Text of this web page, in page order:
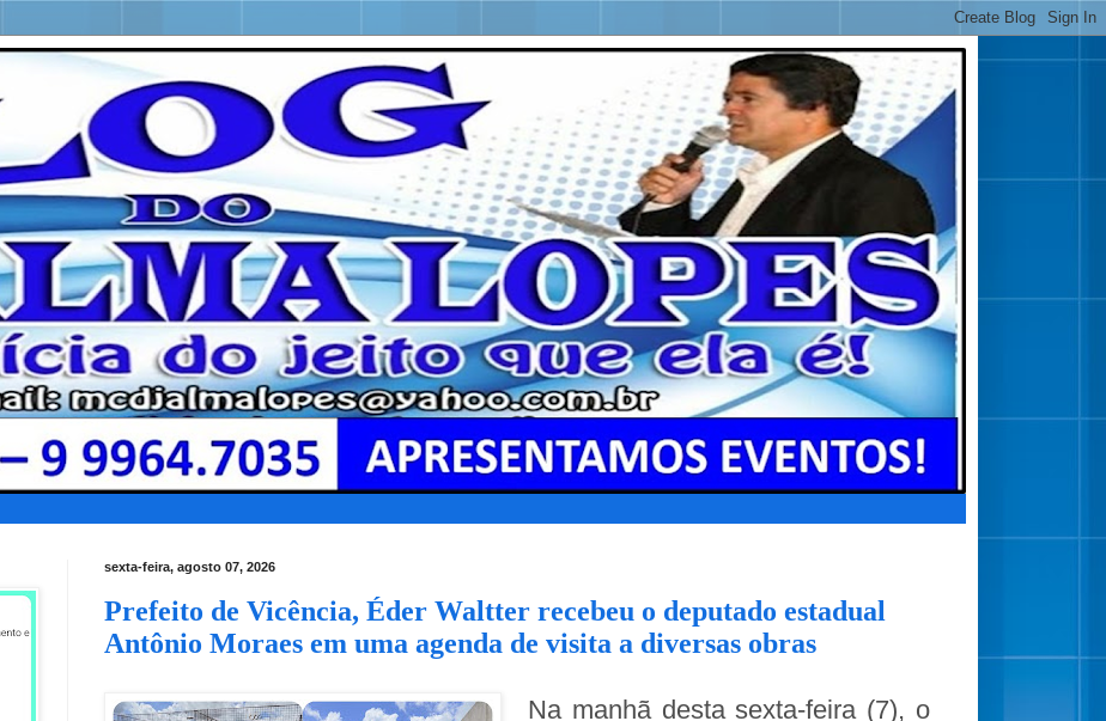
sexta-feira, agosto 07, 2026
Prefeito de Vicência, Éder Waltter recebeu o deputado estadual
Antônio Moraes em uma agenda de visita a diversas obras
Na manhã desta sexta-feira (7), o